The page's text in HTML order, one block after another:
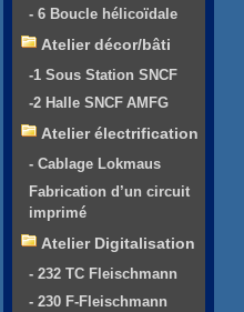
- 6 Boucle hélicoïdale
Atelier décor/bâti
-1 Sous Station SNCF
-2 Halle SNCF AMFG
Atelier électrification
- Cablage Lokmaus
Fabrication d’un circuit
imprimé
Atelier Digitalisation
- 232 TC Fleischmann
- 230 F-Fleischmann